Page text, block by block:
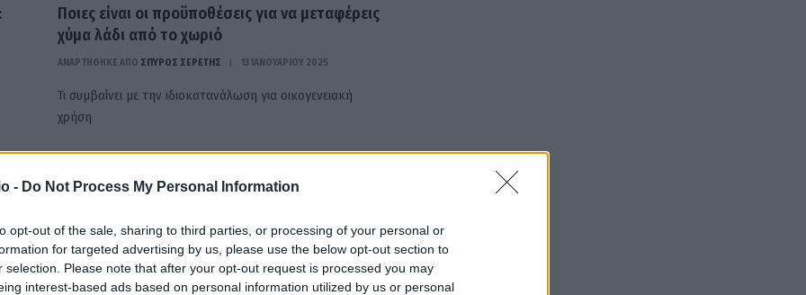
- Do Not Process My Personal Information
opt-out of the sale, sharing to third parties, or processing of your personal or
for targeted advertising by us, please use the below opt-out section to
selection. Please note that after your opt-out request is processed you may
interest-based ads based on personal information utilized by us or personal
Ποιες είναι οι προϋποθέσεις για να μεταφέρεις
χύμα λάδι από το χωριό
ΑΝΑΡΤΗΘΗΚΕ ΑΠΟ ΣΠΎΡΟΣ ΣΕΡΈΤΗΣ 13 ΙΑΝΟΥΑΡΊΟΥ 2025
Τι συμβαίνει με την ιδιοκατανάλωση για οικογενειακή
χρήση